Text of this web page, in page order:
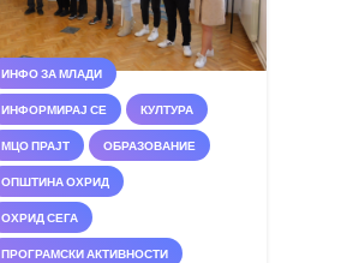
ИНФО ЗА МЛАДИ
ИНФОРМИРАЈ СЕ КУЛТУРА
МЦО ПРАЈТ ОБРАЗОВАНИЕ
ОПШТИНА ОХРИД
ОХРИД СЕГА
ПРОГРАМСКИ АКТИВНОСТИ